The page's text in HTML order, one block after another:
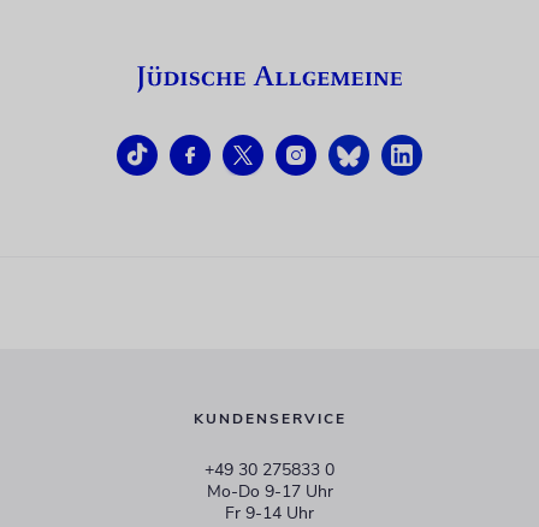
KUNDENSERVICE
+49 30 275833 0
Mo-Do 9-17 Uhr
Fr 9-14 Uhr